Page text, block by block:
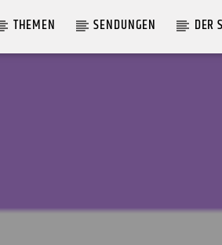
THEMEN SENDUNGEN DER